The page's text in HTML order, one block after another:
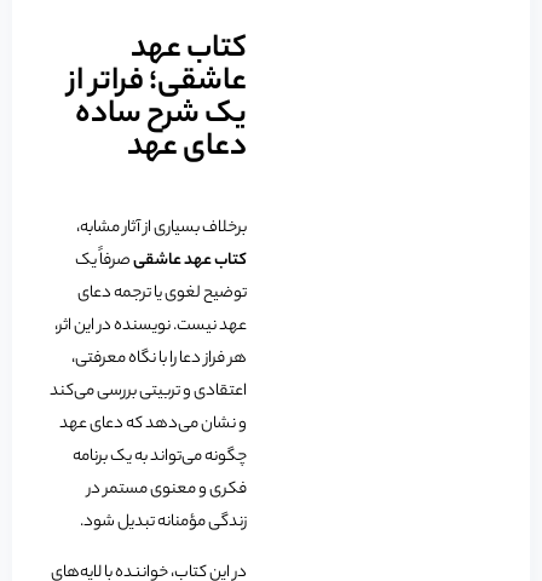
کتاب عهد
عاشقی؛ فراتر از
یک شرح ساده
دعای عهد
برخلاف بسیاری از آثار مشابه،
کتاب عهد عاشقیصرفاً یک
توضیح لغوی یا ترجمه دعای
عهد نیست. نویسنده در این اثر،
هر فراز دعا را با نگاه معرفتی،
اعتقادی و تربیتی بررسی می‌کند
و نشان می‌دهد که دعای عهد
چگونه می‌تواند به یک برنامه
فکری و معنوی مستمر در
زندگی مؤمنانه تبدیل شود.
در این کتاب، خواننده با لایه‌های